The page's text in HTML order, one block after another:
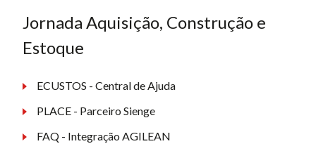
Jornada Aquisição, Construção e
Estoque
ECUSTOS - Central de Ajuda
PLACE - Parceiro Sienge
FAQ - Integração AGILEAN